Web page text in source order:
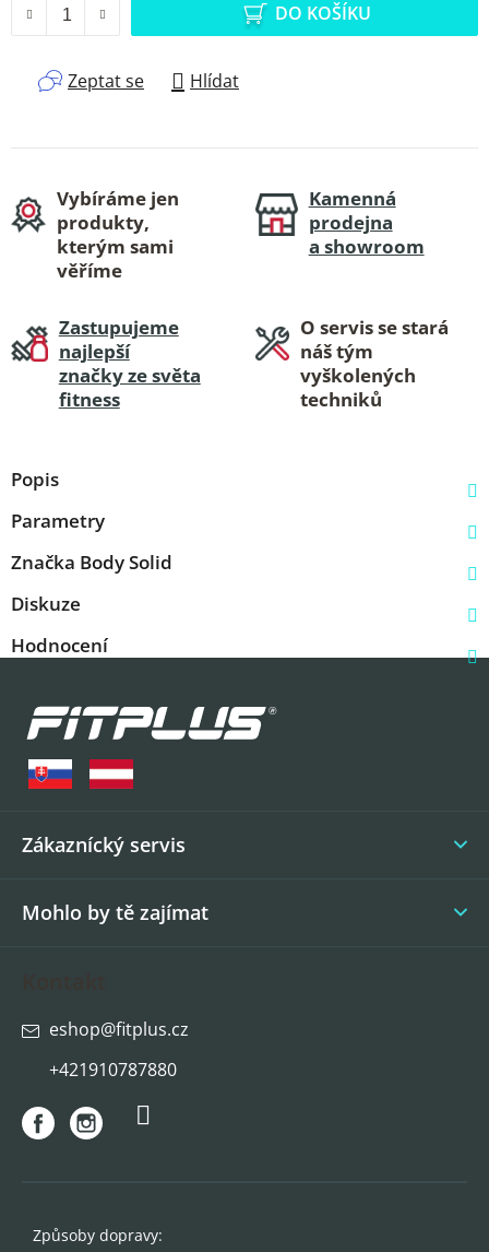
DO KOŠÍKU
Zeptat se Hlídat
Vybíráme jen
produkty,
kterým sami
věříme
Kamenná
prodejna
a showroom
Zastupujeme
najlepší
značky ze světa
fitness
O servis se stará
náš tým
vyškolených
techniků
Popis
Parametry
Značka Body Solid
Diskuze
Hodnocení
Zákaznícký servis
Mohlo by tě zajímat
eshop@fitplus.cz
+421910787880
Způsoby dopravy: